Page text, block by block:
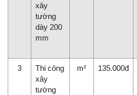
xây
tường
dày 200
mm
3
Thi công
xây
tường
m² 135.000đ